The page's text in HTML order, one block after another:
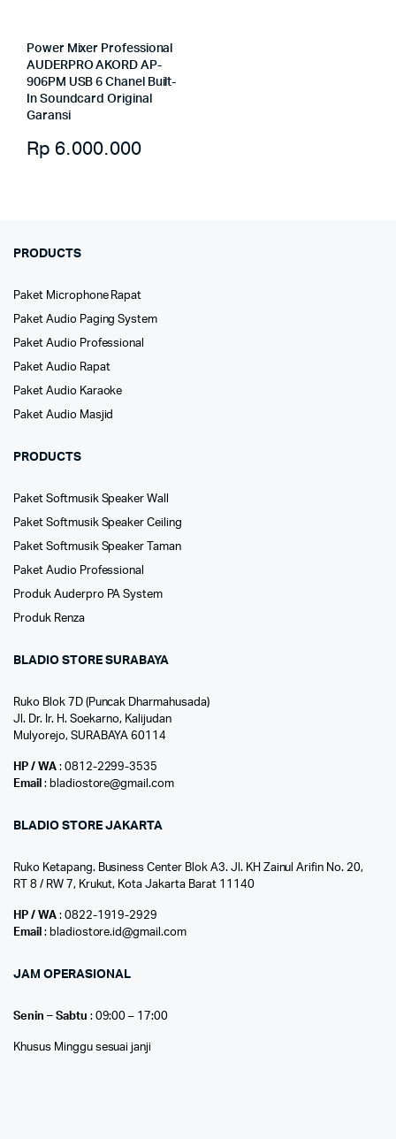
Power Mixer Professional
AUDERPRO AKORD AP-
906PM USB 6 Chanel Built-
In Soundcard Original
Garansi
Rp 6.000.000
PRODUCTS
Paket Microphone Rapat
Paket Audio Paging System
Paket Audio Professional
Paket Audio Rapat
Paket Audio Karaoke
Paket Audio Masjid
PRODUCTS
Paket Softmusik Speaker Wall
Paket Softmusik Speaker Ceiling
Paket Softmusik Speaker Taman
Paket Audio Professional
Produk Auderpro PA System
Produk Renza
BLADIO STORE SURABAYA
Ruko Blok 7D (Puncak Dharmahusada)
Jl. Dr. Ir. H. Soekarno, Kalijudan
Mulyorejo, SURABAYA 60114
HP / WA: 0812-2299-3535
Email : bladiostore@gmail.com
BLADIO STORE JAKARTA
Ruko Ketapang. Business Center Blok A3. Jl. KH Zainul Arifin No. 20,
RT 8 / RW 7, Krukut, Kota Jakarta Barat 11140
HP / WA: 0822-1919-2929
Email : bladiostore.id@gmail.com
JAM OPERASIONAL
Senin – Sabtu : 09:00 – 17:00
Khusus Minggu sesuai janji